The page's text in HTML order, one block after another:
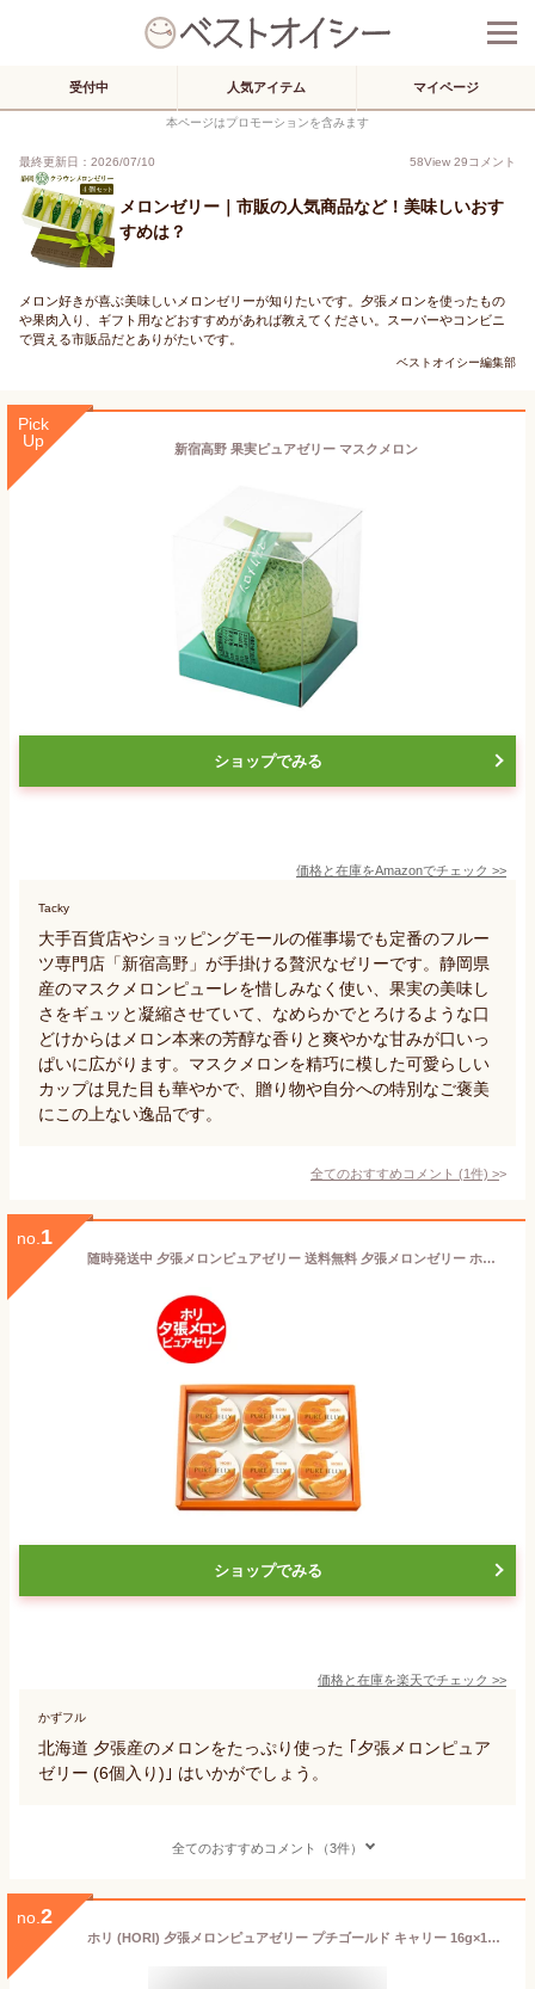
受付中 人気アイテム マイページ
本ページはプロモーションを含みます
最終更新日：2026/07/10 58View 29コメント
メロンゼリー｜市販の人気商品など！美味しいおす
すめは？
メロン好きが喜ぶ美味しいメロンゼリーが知りたいです。夕張メロンを使ったもの
や果肉入り、ギフト用などおすすめがあれば教えてください。スーパーやコンビニ
で買える市販品だとありがたいです。
ベストオイシー編集部
Pick
Up
新宿高野 果実ピュアゼリー マスクメロン
ショップでみる
価格と在庫をAmazonでチェック >>
Tacky
大手百貨店やショッピングモールの催事場でも定番のフルー
ツ専門店「新宿高野」が手掛ける贅沢なゼリーです。静岡県
産のマスクメロンピューレを惜しみなく使い、果実の美味し
さをギュッと凝縮させていて、なめらかでとろけるような口
どけからはメロン本来の芳醇な香りと爽やかな甘みが口いっ
ぱいに広がります。マスクメロンを精巧に模した可愛らしい
カップは見た目も華やかで、贈り物や自分への特別なご褒美
にこの上ない逸品です。
全てのおすすめコメント (1件) >
no. 1
随時発送中 夕張メロンピュアゼリー 送料無料 夕張メロンゼリー ホリ 夕張メロン ゼリー 6個入 夕張メロン ピュアゼリー 夕張メロン 2000 円 ポッキリ 送料無料 フルーツ 果物 メロン スイーツ 洋菓子 ゼリー
ショップでみる
価格と在庫を楽天でチェック >>
かずフル
北海道 夕張産のメロンをたっぷり使った ｢夕張メロンピュア
ゼリー (6個入り)｣ はいかがでしょう。
全てのおすすめコメント（3件）
no. 2
ホリ (HORI) 夕張メロンピュアゼリー プチゴールド キャリー 16g×12個入ギフト プチギフト スイーツ 個包装 北海道 赤肉メロン お土産 お配り 洋菓子 誕生日 内祝い 退職 お祝い お見舞い 転勤 お礼 お返し 有名